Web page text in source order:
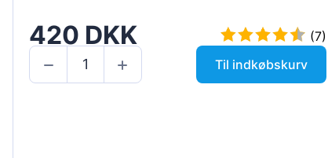
420 DKK
(7)
Til indkøbskurv